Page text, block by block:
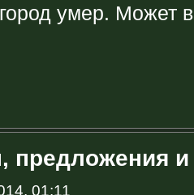
умер. Может
предложения и
01:11